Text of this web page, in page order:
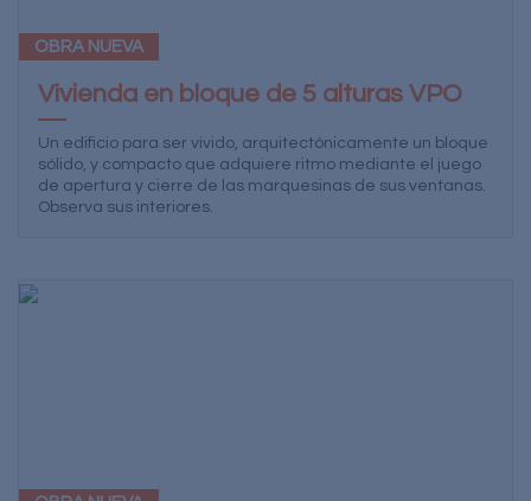
OBRA NUEVA
Vivienda en bloque de 5 alturas VPO
Un edificio para ser vivido, arquitectónicamente un bloque
sólido, y compacto que adquiere ritmo mediante el juego
de apertura y cierre de las marquesinas de sus ventanas.
Observa sus interiores.